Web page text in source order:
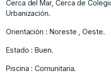
Cerca del Mar, Cerca de
Urbanización.
Orientación : Noreste , Oeste.
Estado : Buen.
Piscina : Comunitaria.